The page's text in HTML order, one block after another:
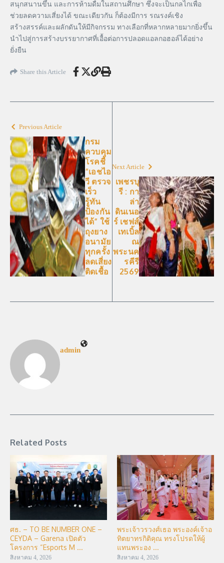
สนุกสนานขึ้น และการห้ามดื่มในสถานศึกษา ซึ่งจะเป็นกลไกเพื่อ
ช่วยลดความเสี่ยงได้ ขณะเดียวกัน ก็ต้องมีการ รณรงค์เชิง
สร้างสรรค์และผลักดันให้มีกิจกรรม ทางเลือกที่หลากหลายมากยิ่งขึ้น
นำไปสู่การสร้างบรรยากาศที่เอื้อต่อการปลอดแอลกอฮอล์ได้อย่าง
ยั่งยืน
Share this Article
Previous Article
กรม
ควบคุม
โรคชี้
“เอชไอ
วี ตรวจ
เร็ว
รู้ทัน
ป้องกัน
ได้” ใช้
ถุงยาง
อนามัย
ทุกครั้ง
ลดเสี่ยง
ติดเชื้อ
Next Article
เพชรบุ
รี : กา
ล่า
ดินเนอ
ร์ เชฟส์
เทเบิ้ล
ณ
พระนค
รคีรี
2569
admin
Related Posts
ศธ. – TO BE NUMBER ONE –
CEYDA – Garena เปิดตัว
โครงการ “Esports M ...
สิงหาคม 4, 2026
พระเจ้าวรวงศ์เธอ พระองค์เจ้าอ
ทิตยาทรกิติคุณ ทรงโปรดให้ผู้
แทนพระอง ...
สิงหาคม 4, 2026